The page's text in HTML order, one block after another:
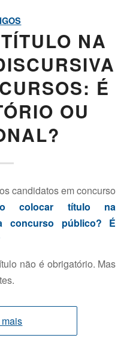
NA
É
OU
candidatos em concurso
colocar título na
concurso público? É
não é obrigatório. Mas